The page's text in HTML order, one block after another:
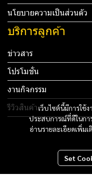
เว็บไซต์นี้มีการใช้
ประสบการณ์ที่ดีในกา
อ่านรายละเอียดเพิ่มเ
Set
นโยบายความเป็นส่วนตัว
บริการลูกค้า
ข่าวสาร
โปรโมชั่น
งานกิจกรรม
รีวิวสินค้า
Tel: 012 345 67890